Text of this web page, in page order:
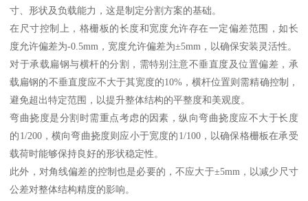
寸、形状及负载能力，这是制定分割方案的基础。
在尺寸控制上，格栅板的长度和宽度允许存在一定偏差范围，如长
度允许偏差为-0.5mm，宽度允许偏差为±5mm，以确保安装灵活性。
对于承载扁钢与横杆的分割，需特别注意不垂直度及位置偏差，承
载扁钢的不垂直度应不大于其宽度的10%，横杆位置则需精确控制，
避免超出特定范围，以提升整体结构的平整度和美观度。
弯曲挠度是分割时需重点考虑的因素，纵向弯曲挠度应不大于长度
的1/200，横向弯曲挠度则应小于宽度的1/100，以确保格栅板在承受
载荷时能够保持良好的形状稳定性。
此外，对角线偏差的控制也是必要的，不应大于±5mm，以减少尺寸
公差对整体结构精度的影响。